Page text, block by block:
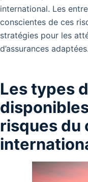
international. Les
conscientes de ces
stratégies pour les
d’assurances adaptées.
Les types
risques du